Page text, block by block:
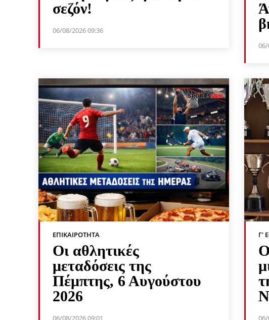
σεζόν!
06/08/2026 09:36
ΕΠΙΚΑΙΡΌΤΗΤΑ
Οι αθλητικές
μεταδόσεις της
Πέμπτης, 6 Αυγούστου
2026
Γ'